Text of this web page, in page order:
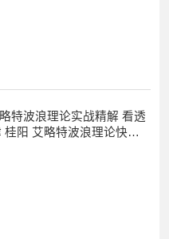
特波浪理论实战精解 看透
桂阳 艾略特波浪理论快速
与K线组合K线形态技